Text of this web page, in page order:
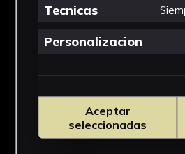
Tecnicas
Personalizacion
Aceptar
seleccionadas